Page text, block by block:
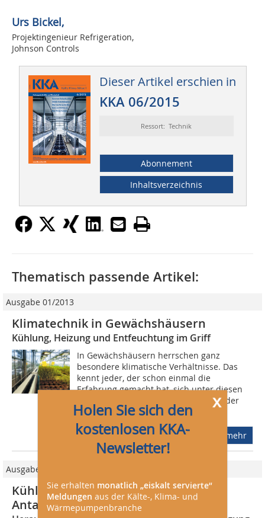
Urs Bickel,
Projektingenieur Refrigeration,
Johnson Controls
Dieser Artikel erschien in
KKA 06/2015
Ressort: Technik
Abonnement
Inhaltsverzeichnis
x
Holen Sie sich den
kostenlosen KKA-
Newsletter!
Sie erhalten monatlich „eiskalt servierte“
Meldungen aus der Kälte-, Klima- und
Wärmepumpenbranche
Thematisch passende Artikel:
Ausgabe 01/2013
Klimatechnik in Gewächshäusern
Kühlung, Heizung und Entfeuchtung im Griff
In Gewächshäusern herrschen ganz
besondere klimatische Verhältnisse. Das
kennt jeder, der schon einmal die
Erfahrung gemacht hat, sich unter diesen
speziellen Konditionen aufzuhalten oder
zu...
mehr
Ausgabe 05/2022
Kühlung für ein Gewächshaus in der
Antarktis